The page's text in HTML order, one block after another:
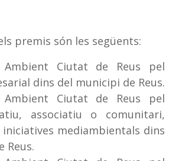
premis són les següents:
Ambient Ciutat de Reus pel
dins del municipi de Reus.
Ambient Ciutat de Reus pel
associatiu o comunitari,
mediambientals dins
Reus.